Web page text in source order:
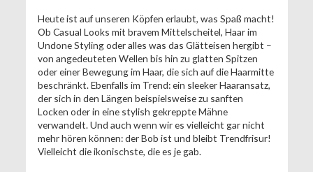
Heute ist auf unseren Köpfen erlaubt, was Spaß macht!
Ob Casual Looks mit bravem Mittelscheitel, Haar im
Undone Styling oder alles was das Glätteisen hergibt –
von angedeuteten Wellen bis hin zu glatten Spitzen
oder einer Bewegung im Haar, die sich auf die Haarmitte
beschränkt. Ebenfalls im Trend: ein sleeker Haaransatz,
der sich in den Längen beispielsweise zu sanften
Locken oder in eine stylish gekreppte Mähne
verwandelt. Und auch wenn wir es vielleicht gar nicht
mehr hören können: der Bob ist und bleibt Trendfrisur!
Vielleicht die ikonischste, die es je gab.